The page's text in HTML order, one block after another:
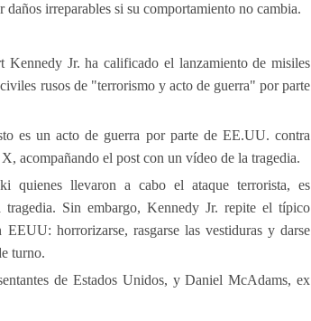
daños irreparables si su comportamiento no cambia.
Kennedy Jr. ha calificado el lanzamiento de misiles
rusos de "terrorismo y acto de guerra" por parte
es un acto de guerra por parte de EE.UU. contra
acompañando el post con un vídeo de la tragedia.
quienes llevaron a cabo el ataque terrorista, es
tragedia. Sin embargo, Kennedy Jr. repite el típico
horrorizarse, rasgarse las vestiduras y darse
turno.
de Estados Unidos, y Daniel McAdams, ex